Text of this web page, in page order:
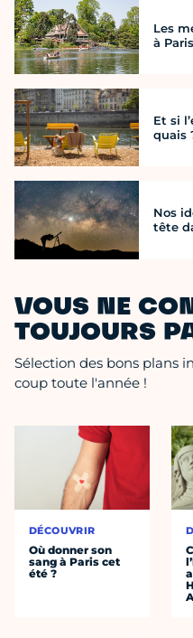
Les
à Paris
Et si
quais
Nos
tête
VOUS NE
TOUJOURS
Sélection des bons plans
coup toute l'année !
DÉCOUVRIR
Où donner son
sang à Paris cet
été ?